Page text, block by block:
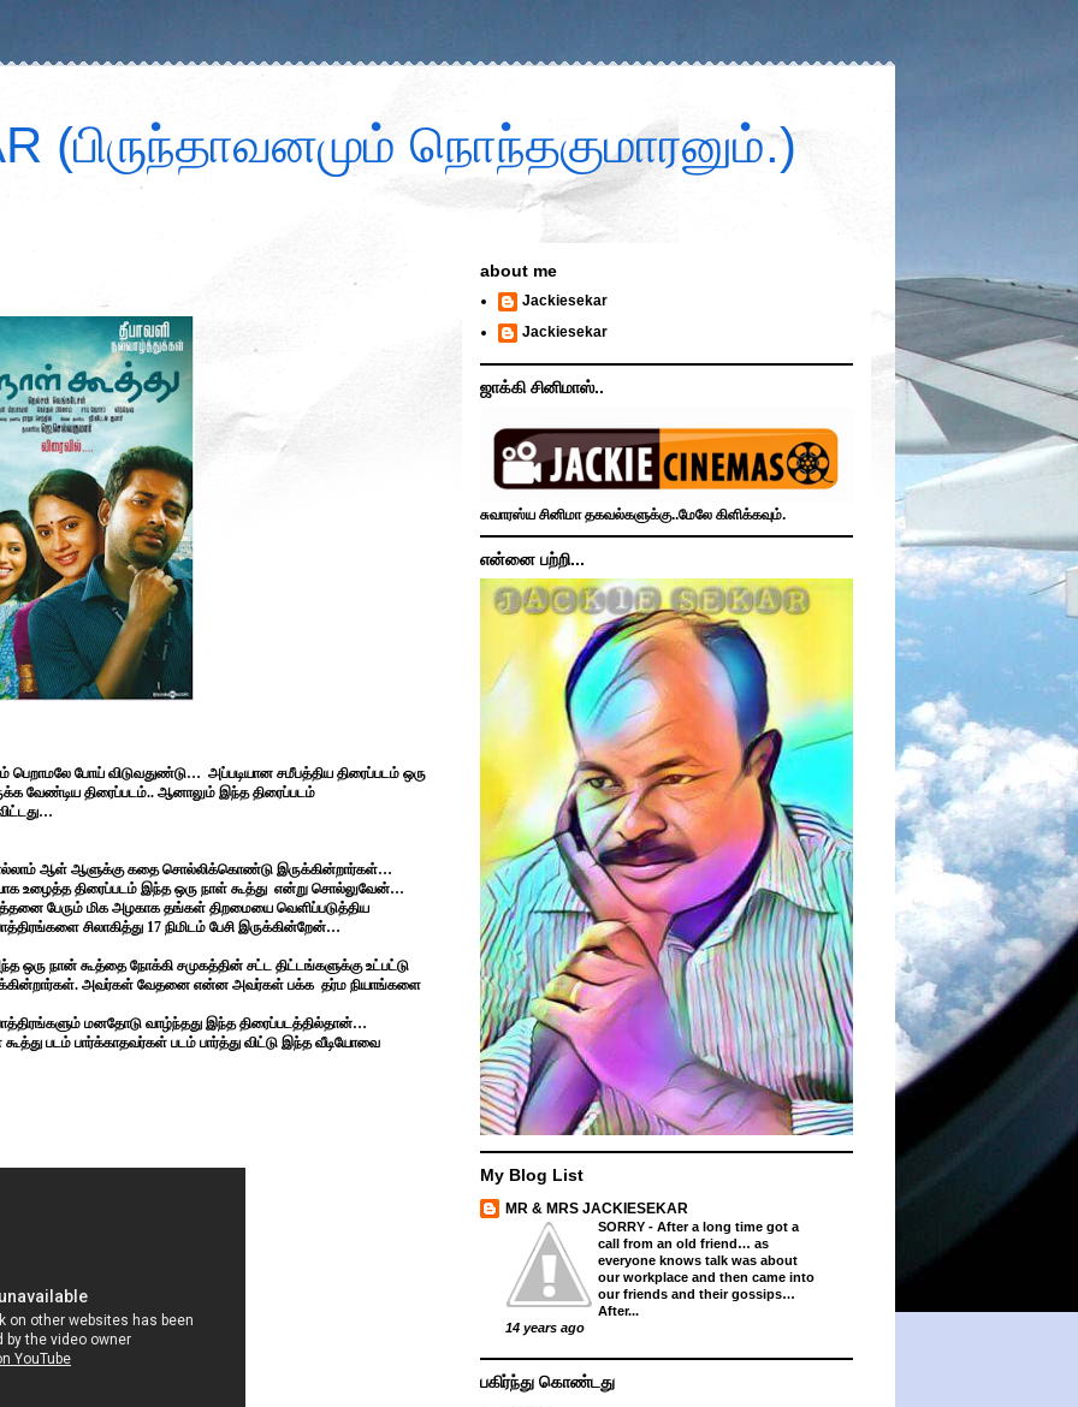
(பிருந்தாவனமும் நொந்தகுமாரனும்.)
பெறாமலே போய் விடுவதுண்டு… அப்படியான சமீபத்திய திரைப்படம் ஒரு
வேண்டிய திரைப்படம்.. ஆனாலும் இந்த திரைப்படம்
ஆள் ஆளுக்கு கதை சொல்லிக்கொண்டு இருக்கின்றார்கள்…
உழைத்த திரைப்படம் இந்த ஒரு நாள் கூத்து என்று சொல்லுவேன்…
பேரும் மிக அழகாக தங்கள் திறமையை வெளிப்படுத்திய
சிலாகித்து 17 நிமிடம் பேசி இருக்கின்றேன்…
நான் கூத்தை நோக்கி சமுகத்தின் சட்ட திட்டங்களுக்கு உட்பட்டு
அவர்கள் வேதனை என்ன அவர்கள் பக்க தர்ம நியாங்களை
மனதோடு வாழ்ந்தது இந்த திரைப்படத்தில்தான்…
படம் பார்க்காதவர்கள் படம் பார்த்து விட்டு இந்த வீடியோவை
about me
Jackiesekar
Jackiesekar
ஜாக்கி சினிமாஸ்..
சுவாரஸ்ய சினிமா தகவல்களுக்கு..மேலே கிளிக்கவும்.
என்னை பற்றி...
My Blog List
MR & MRS JACKIESEKAR
SORRY - After a long time got a
call from an old friend… as
everyone knows talk was about
our workplace and then came into
our friends and their gossips…
After...
14 years ago
பகிர்ந்து கொண்டது